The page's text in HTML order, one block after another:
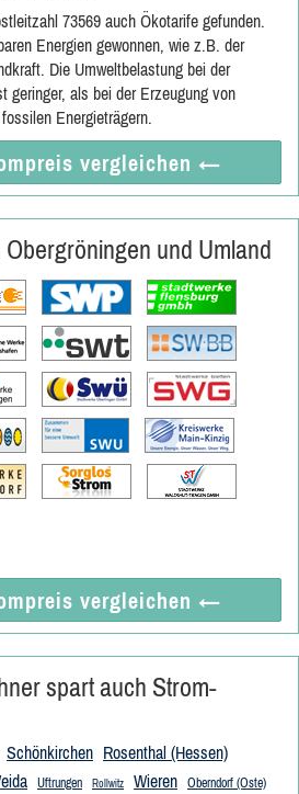
73569 auch Ökotarife gefunden.
Energien gewonnen, wie z.B. der
Die Umweltbelastung bei der
geringer, als bei der Erzeugung von
Energieträgern.
vergleichen ←
und Umland
vergleichen ←
spart auch Strom-
Schönkirchen Rosenthal (Hessen)
Uftrungen Rollwitz Wieren Oberndorf (Oste)